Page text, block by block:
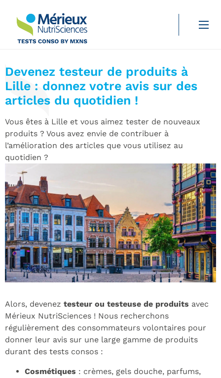
Sciences
Durée de lecture :
Devenez testeur de produits à
Lille : donnez votre avis sur des
articles du quotidien !
Vous êtes à Lille et vous aimez tester de nouveaux
produits ? Vous avez envie de contribuer à
l’amélioration des articles que vous utilisez au
quotidien ?
Alors, devenez testeur ou testeuse de produits avec
Mérieux NutriSciences ! Nous recherchons
régulièrement des consommateurs volontaires pour
donner leur avis sur une large gamme de produits
durant des tests consos :
Cosmétiques : crèmes, gels douche, parfums,